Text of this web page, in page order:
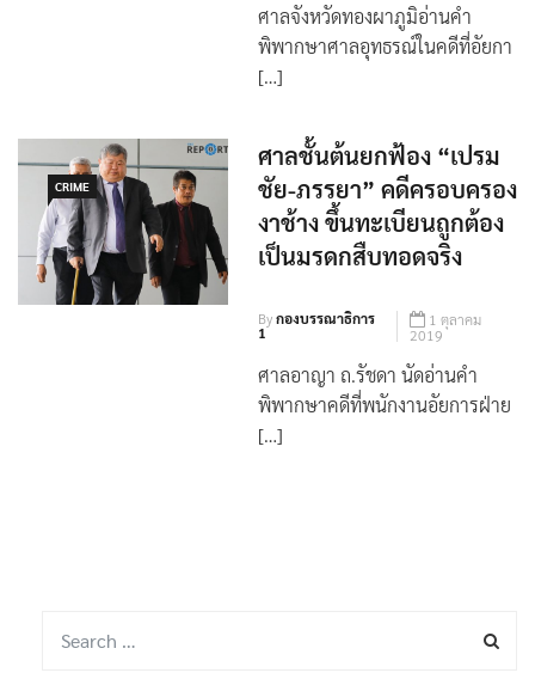
Byกองบรรณาธิการ
1
12 ธันวาคม
2019
ศาลจังหวัดทองผาภูมิอ่านคำ
CRIME
ศาลชั้นต้นยกฟ้อง “เปรม
ชัย-ภรรยา” คดีครอบครอง
งาช้าง ขึ้นทะเบียนถูกต้อง
เป็นมรดกสืบทอดจริง
Byกองบรรณาธิการ
1
1 ตุลาคม
2019
ศาลอาญา ถ.รัชดา นัดอ่านคำ